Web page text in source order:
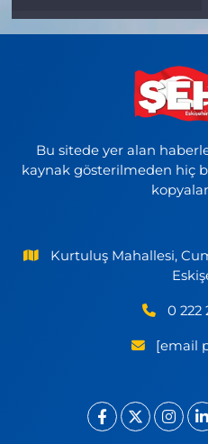
Bu sitede yer alan
kaynak gösterilmeden hiç
Kurtuluş Mahallesi,
0 222
[email